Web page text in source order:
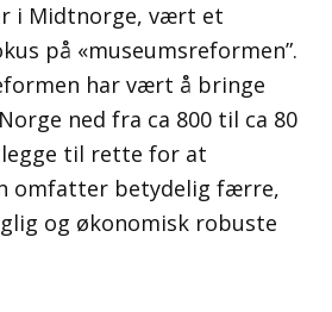
i Midtnorge, vært et
på «museumsreformen”.
har vært å bringe
ned fra ca 800 til ca 80
til rette for at
omfatter betydelig færre,
og økonomisk robuste